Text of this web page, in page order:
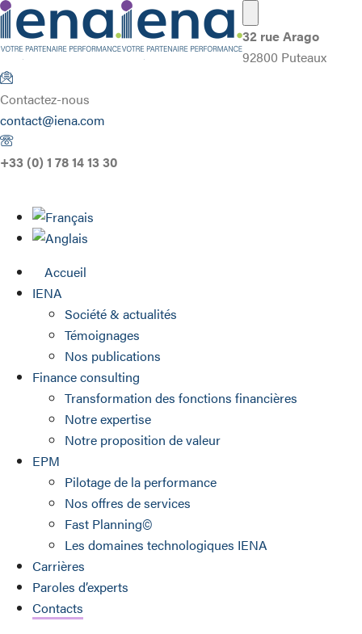
32 rue Arago
92800 Puteaux
Contactez-nous
contact@iena.com
+33 (0) 1 78 14 13 30
Accueil
IENA
Société & actualités
Témoignages
Nos publications
Finance consulting
Transformation des fonctions financières
Notre expertise
Notre proposition de valeur
EPM
Pilotage de la performance
Nos offres de services
Fast Planning©
Les domaines technologiques IENA
Carrières
Paroles d’experts
Contacts